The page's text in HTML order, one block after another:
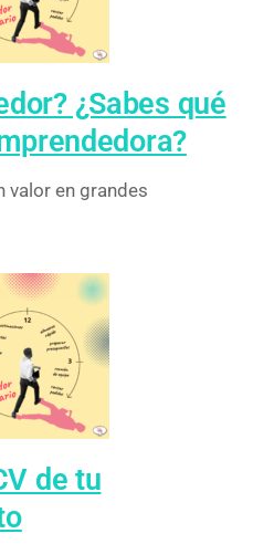
¿Sabes qué
valor en grandes
de tu